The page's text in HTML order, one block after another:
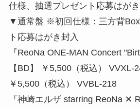
仕様、抽選プレゼント応募はが
▼通常盤 ※初回仕様：三方背
ト応募はがき封入
『ReoNa ONE-MAN Concert
【BD】 ￥5,500（税込） VVXL-
￥5,500（税込） VVBL-218
『神崎エルザ starring ReoNa ✕